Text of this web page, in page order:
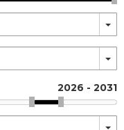
2026 - 2031